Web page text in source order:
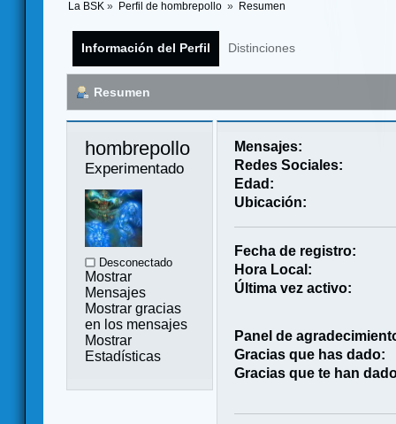
La BSK » Perfil de hombrepollo » Resumen
Información del Perfil Distinciones
Resumen
Experimentado
Desconectado
Mostrar
Mensajes
Mostrar gracias
en los mensajes
Mostrar
Estadísticas
Mensajes:
Redes Sociales:
Edad:
Ubicación:
Fecha de registro:
Hora Local:
Última vez activo:
Panel de
Gracias que has dado:
Gracias que te han